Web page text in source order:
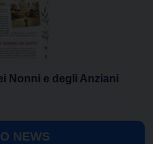
Nonni e degli Anziani
NEWS